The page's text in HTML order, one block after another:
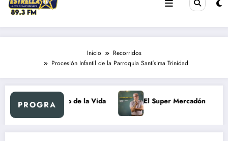
Inicio
Recorridos
Procesión Infantil de la Parroquia Santísima Trinidad
PROGRA
Al Ritmo de la Vida El Super Mercadón